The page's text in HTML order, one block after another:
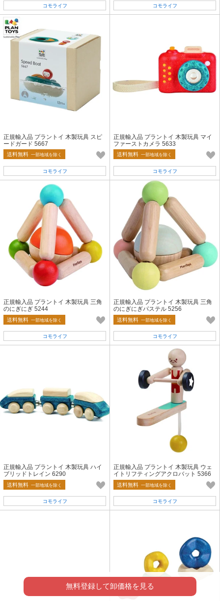
コモライフ コモライフ
正規輸入品 プラントイ 木製玩具 スピ
ードガード 5667
送料無料 一部地域を除く
コモライフ
正規輸入品 プラントイ 木製玩具 マイ
ファーストカメラ 5633
送料無料 一部地域を除く
コモライフ
正規輸入品 プラントイ 木製玩具 三角
のにぎにぎ 5244
送料無料 一部地域を除く
コモライフ
正規輸入品 プラントイ 木製玩具 三角
のにぎにぎパステル 5256
送料無料 一部地域を除く
コモライフ
正規輸入品 プラントイ 木製玩具 ハイ
ブリッドトレイン 6290
送料無料 一部地域を除く
コモライフ
正規輸入品 プラントイ 木製玩具 ウェ
イトリフティングアクロバット 5366
送料無料 一部地域を除く
コモライフ
無料登録して卸価格を見る